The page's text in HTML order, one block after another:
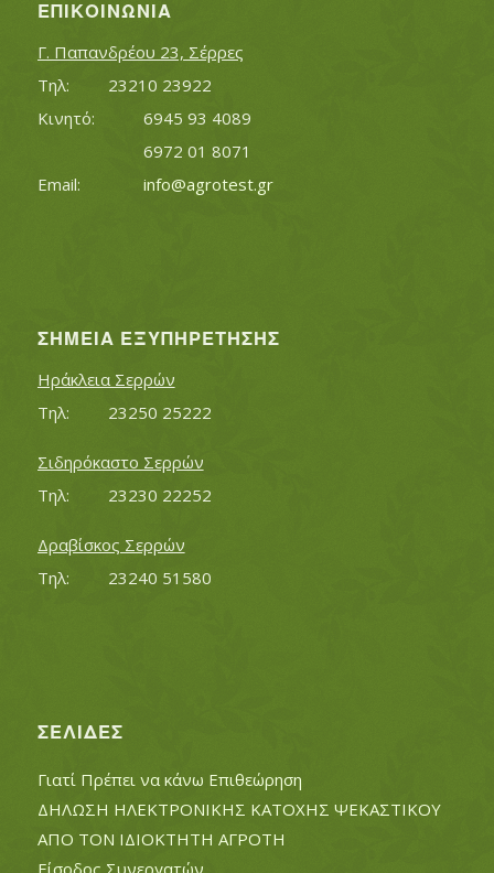
ΕΠΙΚΟΙΝΩΝΊΑ
Γ. Παπανδρέου 23, Σέρρες
Τηλ:		23210 23922
Κινητό:		6945 93 4089
			6972 01 8071
info@agrotest.gr
ΣΗΜΕΊΑ ΕΞΥΠΗΡΈΤΗΣΗΣ
Ηράκλεια Σερρών
Τηλ:		23250 25222
Σιδηρόκαστο Σερρών
Τηλ:		23230 22252
Δραβίσκος Σερρών
Τηλ:		23240 51580
ΣΕΛΊΔΕΣ
Γιατί Πρέπει να κάνω Επιθεώρηση
ΔΗΛΩΣΗ ΗΛΕΚΤΡΟΝΙΚΗΣ ΚΑΤΟΧΗΣ ΨΕΚΑΣΤΙΚΟΥ
ΑΠΟ ΤΟΝ ΙΔΙΟΚΤΗΤΗ ΑΓΡΟΤΗ